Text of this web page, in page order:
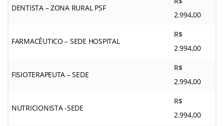
DENTISTA – ZONA RURAL PSF
2.994,00
FARMACÊUTICO – SEDE HOSPITAL
R$
2.994,00
FISIOTERAPEUTA – SEDE
R$
2.994,00
NUTRICIONISTA -SEDE
R$
2.994,00